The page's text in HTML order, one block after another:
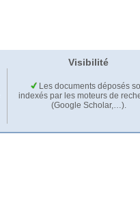
Visibilité
Les documents déposés
indexés par les moteurs de
(Google Scholar,…).